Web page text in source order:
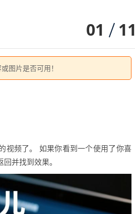
01 11
图片是否可用！
视频了。 如果你看到一个使用了你喜
并找到效果。